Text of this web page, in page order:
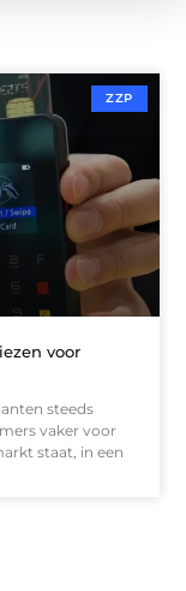
ZZP
voor
steeds
vaker voor
staat, in een